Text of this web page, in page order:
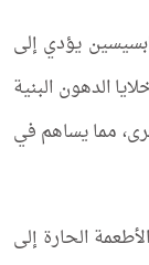
يؤدي إلى
الدهون البنية
مما يساهم في
الحارة إلى